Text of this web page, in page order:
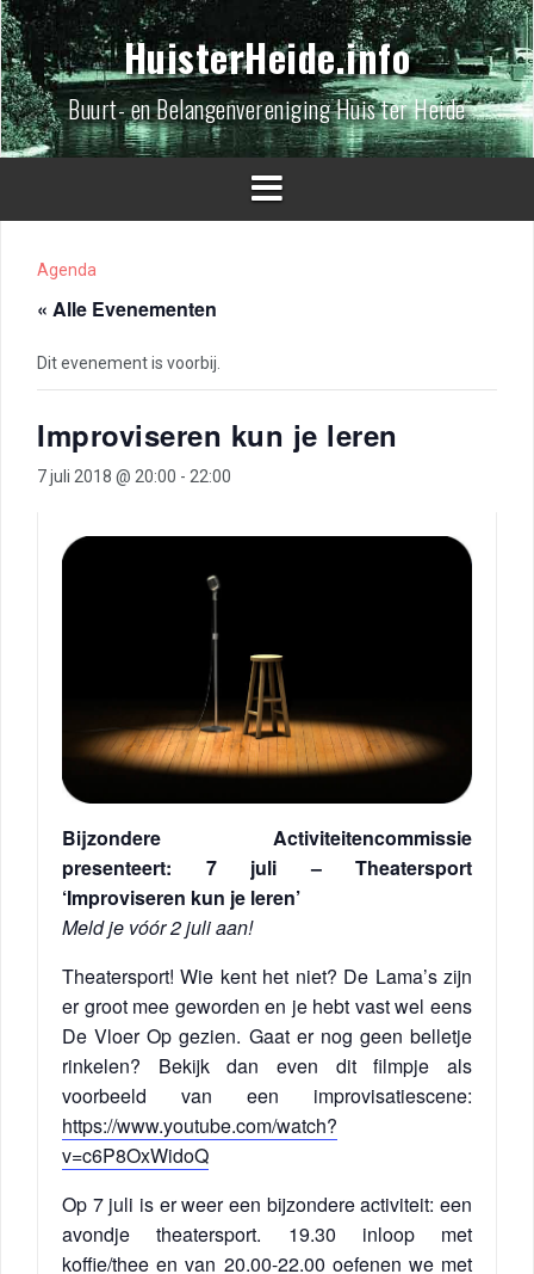
Spring
naar
inhoud
HuisterHeide.info
Buurt- en Belangenvereniging Huis ter Heide
Agenda
« Alle Evenementen
Dit evenement is voorbij.
Improviseren kun je leren
7 juli 2018 @ 20:00 - 22:00
Bijzondere Activiteitencommissie
presenteert: 7 juli – Theatersport
‘Improviseren kun je leren’
Meld je vóór 2 juli aan!
Theatersport! Wie kent het niet? De Lama’s zijn
er groot mee geworden en je hebt vast wel eens
De Vloer Op gezien. Gaat er nog geen belletje
rinkelen? Bekijk dan even dit filmpje als
voorbeeld van een improvisatiescene:
https://www.youtube.com/watch?
v=c6P8OxWidoQ
Op 7 juli is er weer een bijzondere activiteit: een
avondje theatersport. 19.30 inloop met
koffie/thee en van 20.00-22.00 oefenen we met